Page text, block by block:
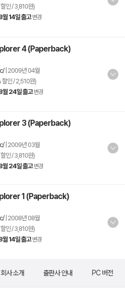
인 / 3,810원)
월 14일 출고 변경
4 (Paperback)
2009년 04월
할인 / 2,510원)
월 24일 출고 변경
3 (Paperback)
2009년 03월
인 / 3,810원)
월 24일 출고 변경
1 (Paperback)
2008년 08월
인 / 3,810원)
월 14일 출고 변경
회사 소개 출판사 안내 PC 버전